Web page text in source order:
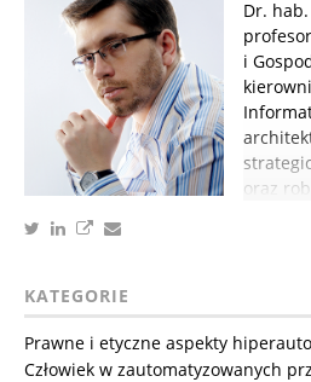
Dr.
i
oraz
KATEGORIE
Prawne i etyczne aspekty
Człowiek w zautomatyzowanych